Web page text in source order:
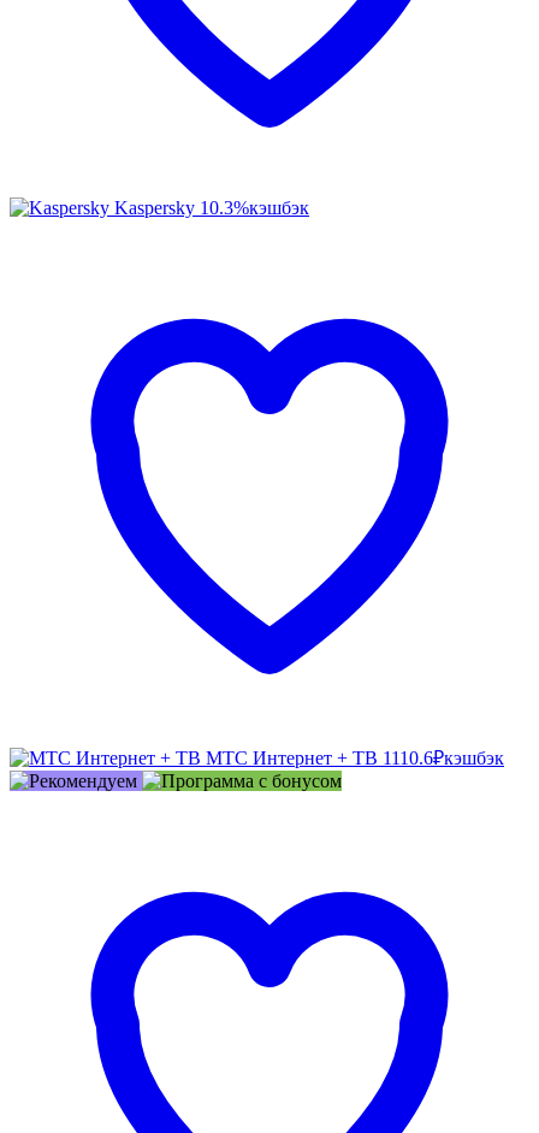
Kaspersky 10.3%кэшбэк
МТС Интернет + ТВ 1110.6₽кэшбэк